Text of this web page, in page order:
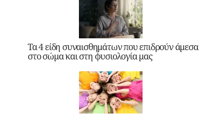
Τα 4 είδη συναισθημάτων που επιδρούν άμεσα
στο σώμα και στη φυσιολογία μας